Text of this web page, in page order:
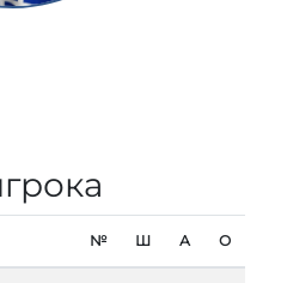
№ Ш А О